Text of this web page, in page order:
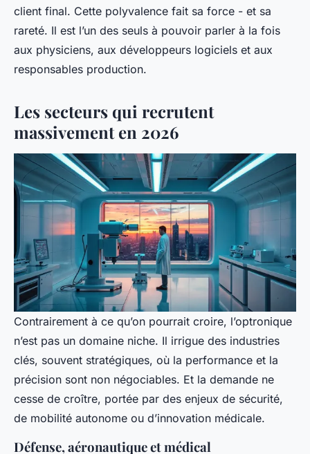
client final. Cette polyvalence fait sa force - et sa
rareté. Il est l’un des seuls à pouvoir parler à la fois
aux physiciens, aux développeurs logiciels et aux
responsables production.
Les secteurs qui recrutent
massivement en 2026
Contrairement à ce qu’on pourrait croire, l’optronique
n’est pas un domaine niche. Il irrigue des industries
clés, souvent stratégiques, où la performance et la
précision sont non négociables. Et la demande ne
cesse de croître, portée par des enjeux de sécurité,
de mobilité autonome ou d’innovation médicale.
Défense, aéronautique et médical